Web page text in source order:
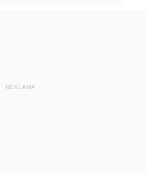
REKLAMA